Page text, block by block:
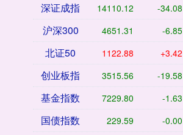
深证成指 14110.12 -34.08
沪深300 4651.31 -6.85
北证50 1122.88 +3.42
创业板指 3515.56 -19.58
基金指数 7229.80 -1.63
国债指数 229.59 -0.00